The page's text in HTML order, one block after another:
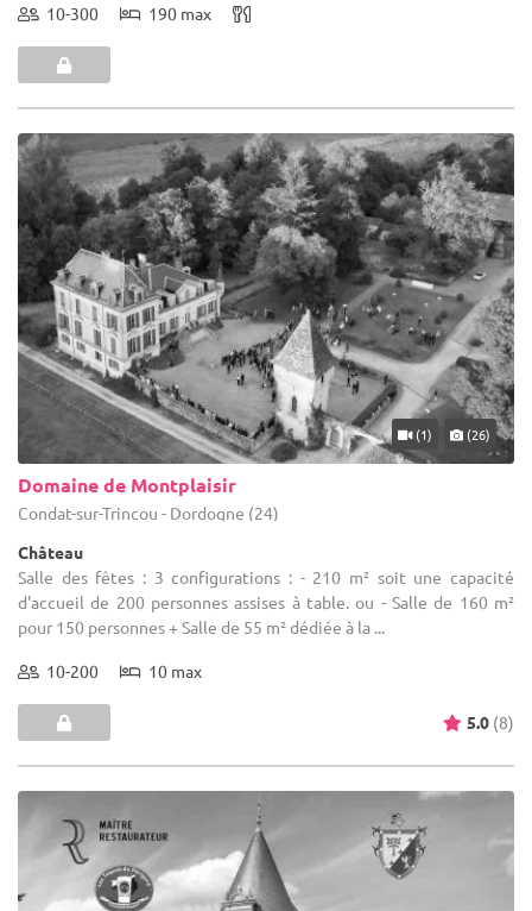
10-300 190 max
(1) (26)
Domaine de Montplaisir
Condat-sur-Trincou - Dordogne (24)
Château
Salle des fêtes : 3 configurations : - 210 m² soit une capacité
d'accueil de 200 personnes assises à table. ou - Salle de 160 m²
pour 150 personnes + Salle de 55 m² dédiée à la ...
10-200 10 max
5.0 (8)